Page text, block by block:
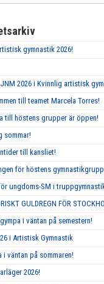
gymnastik 2026!
2026 i Kvinnlig artistisk
till teamet Marcela Torres!
till höstens grupper är öppen!
sommar!
till kansliet!
för höstens
ungdoms-SM i
GULDREGN FÖR
i väntan på semestern!
i Artistisk Gymnastik
i väntan på sommaren!
2026!